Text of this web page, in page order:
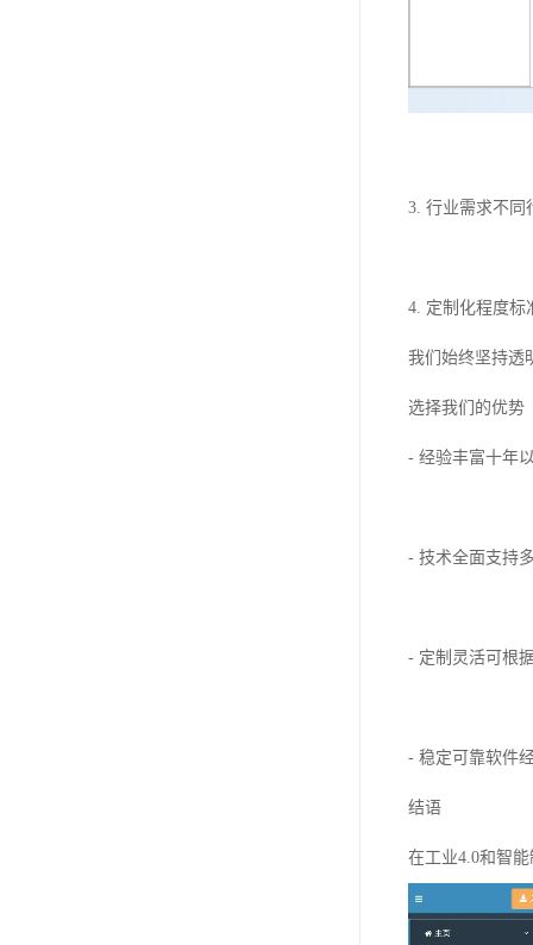
3. 行业需求不同
4. 定制化程度标
我们始终坚持透
选择我们的优势
- 经验丰富十年
- 技术全面支持
- 定制灵活可根
- 稳定可靠软件
结语
在工业4.0和智